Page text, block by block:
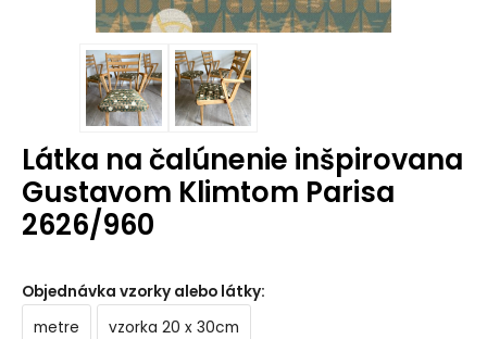
Látka na čalúnenie inšpirovana
Gustavom Klimtom Parisa
2626/960
Objednávka vzorky alebo látky:
metre
vzorka 20 x 30cm